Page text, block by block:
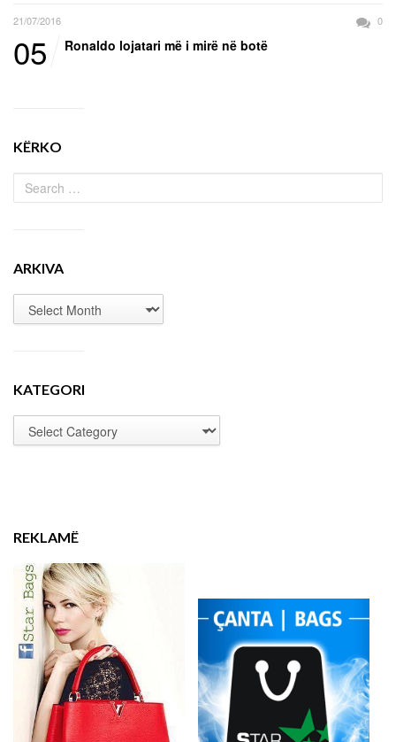
21/07/2016 0
05 Ronaldo lojatari më i mirë në botë
KËRKO
ARKIVA
KATEGORI
REKLAMË